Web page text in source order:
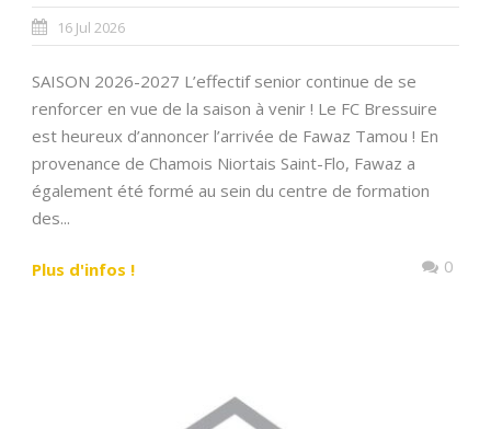
16 Jul 2026
SAISON 2026-2027 L’effectif senior continue de se
renforcer en vue de la saison à venir ! Le FC Bressuire
est heureux d’annoncer l’arrivée de Fawaz Tamou ! En
provenance de Chamois Niortais Saint-Flo, Fawaz a
également été formé au sein du centre de formation
des...
Plus d'infos ! 0